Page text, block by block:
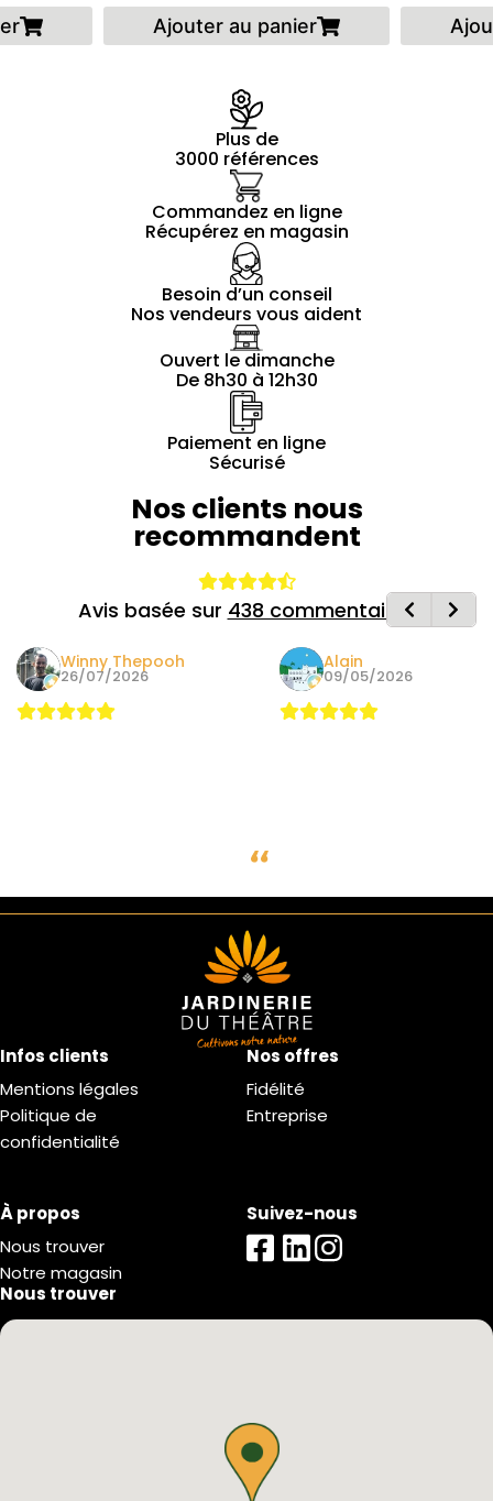
Ajouter au panier
Plus de
3000 références
Commandez en ligne
Récupérez en magasin
Besoin d’un conseil
Nos vendeurs vous aident
Ouvert le dimanche
De 8h30 à 12h30
Paiement en ligne
Sécurisé
Nos clients nous
recommandent
Avis basée sur 438 commentaires
Winny Thepooh
26/07/2026
Alain
09/05/2026
Infos clients
Mentions légales
Politique de
confidentialité
Nos offres
Fidélité
Entreprise
À propos
Nous trouver
Notre magasin
Suivez-nous
Nous trouver